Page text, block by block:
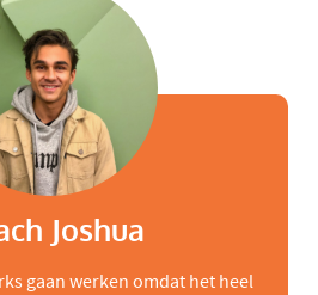
Joshua
gaan werken omdat het heel